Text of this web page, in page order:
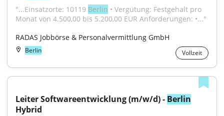
"...Einsatzorte: 10119 Berlin • Vergütung: Festgehalt pro
Monat von 4.500,00 bis 5.200,00 EUR Anforderungen: •..."
RADAS Jobbörse & Personalvermittlung GmbH
Berlin Vollzeit
Leiter Softwareentwicklung (m/w/d) - Berlin
Hybrid